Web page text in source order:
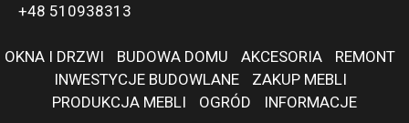
+48 510938313
OKNA I DRZWI BUDOWA DOMU AKCESORIA
REMONT
INWESTYCJE BUDOWLANE
ZAKUP MEBLI
PRODUKCJA MEBLI
OGRÓD INFORMACJE